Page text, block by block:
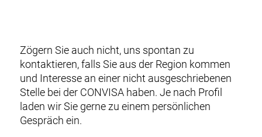
Zögern Sie auch nicht, uns spontan zu
kontaktieren, falls Sie aus der Region kommen
und Interesse an einer nicht ausgeschriebenen
Stelle bei der CONVISA haben. Je nach Profil
laden wir Sie gerne zu einem persönlichen
Gespräch ein.